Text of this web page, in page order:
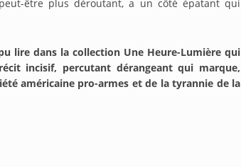
être plus déroutant, a un côté épatant qui
lire dans la collection Une Heure-Lumière qui
incisif, percutant dérangeant qui marque,
américaine pro-armes et de la tyrannie de la